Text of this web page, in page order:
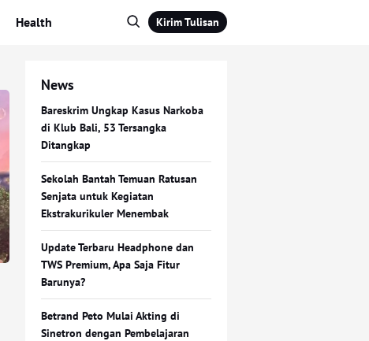
Health Kirim Tulisan
News
Bareskrim Ungkap Kasus Narkoba
di Klub Bali, 53 Tersangka
Ditangkap
Sekolah Bantah Temuan Ratusan
Senjata untuk Kegiatan
Ekstrakurikuler Menembak
Update Terbaru Headphone dan
TWS Premium, Apa Saja Fitur
Barunya?
Betrand Peto Mulai Akting di
Sinetron dengan Pembelajaran